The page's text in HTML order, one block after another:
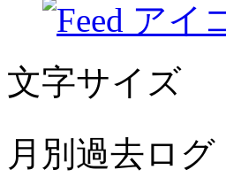
文字サイズ
月別過去ログ